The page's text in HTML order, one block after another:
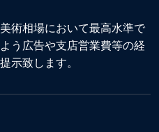
術相場において最高水準で
う広告や支店営業費等の経
示致します。